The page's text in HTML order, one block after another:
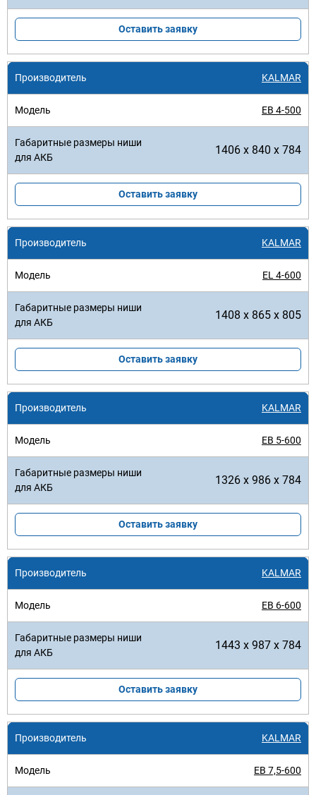
Оставить заявку
KALMAR
EB 4-500
1406 x 840 x 784
Оставить заявку
KALMAR
EL 4-600
1408 x 865 x 805
Оставить заявку
KALMAR
EB 5-600
1326 x 986 x 784
Оставить заявку
KALMAR
EB 6-600
1443 x 987 x 784
Оставить заявку
KALMAR
EB 7,5-600